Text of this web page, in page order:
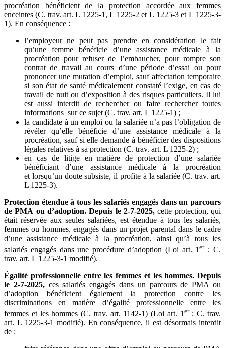
procréation bénéficient de la protection accordée aux femmes
enceintes (C. trav. art. L 1225-1, L 1225-2 et L 1225-3 et L 1225-3-
1). En conséquence :
l’employeur ne peut pas prendre en considération le fait
qu’une femme bénéficie d’une assistance médicale à la
procréation pour refuser de l’embaucher, pour rompre son
contrat de travail au cours d’une période d’essai ou pour
prononcer une mutation d’emploi, sauf affectation temporaire
si son état de santé médicalement constaté l’exige, en cas de
travail de nuit ou d’exposition à des risques particuliers. Il lui
est aussi interdit de rechercher ou faire rechercher toutes
informations sur ce sujet (C. trav. art. L 1225-1) ;
la candidate à un emploi ou la salariée n’a pas l’obligation de
révéler qu’elle bénéficie d’une assistance médicale à la
procréation, sauf si elle demande à bénéficier des dispositions
légales relatives à sa protection (C. trav. art. L 1225-2) ;
en cas de litige en matière de protection d’une salariée
bénéficiant d’une assistance médicale à la procréation
et lorsqu’un doute subsiste, il profite à la salariée (C. trav. art.
L 1225-3).
Protection étendue à tous les salariés engagés dans un parcours
de PMA ou d’adoption.Depuis le 2-7-2025, cette protection, qui
était réservée aux seules salariées, est étendue à tous les salariés,
femmes ou hommes, engagés dans un projet parental dans le cadre
d’une assistance médicale à la procréation, ainsi qu’à tous les
salariés engagés dans une procédure d’adoption (Loi art. 1er; C.
trav. art. L 1225-3-1 modifié).
Égalité professionnelle entre les femmes et les hommes. Depuis
le 2-7-2025,ces salariés engagés dans un parcours de PMA ou
d’adoption bénéficient également la protection contre les
discriminations en matière d’égalité professionnelle entre les
femmes et les hommes (C. trav. art. 1142-1) (Loi art. 1 er; C. trav.
art. L 1225-3-1 modifié). En conséquence, il est désormais interdit
de :